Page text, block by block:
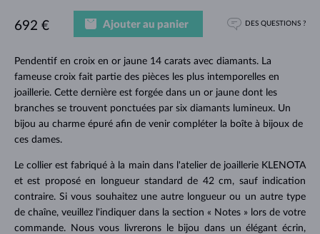
Pendentif en croix en or jaune 14 carats avec diamants. La
fameuse croix fait partie des pièces les plus intemporelles en
joaillerie. Cette dernière est forgée dans un or jaune dont les
branches se trouvent ponctuées par six diamants lumineux. Un
bijou au charme épuré afin de venir compléter la boîte à bijoux de
ces dames.
Le collier est fabriqué à la main dans l'atelier de joaillerie KLENOTA
et est proposé en longueur standard de 42 cm, sauf indication
contraire. Si vous souhaitez une autre longueur ou un autre type
de chaîne, veuillez l'indiquer dans la section « Notes » lors de votre
commande. Nous vous livrerons le bijou dans un élégant écrin,
692 € Ajouter au panier DES QUESTIONS ?